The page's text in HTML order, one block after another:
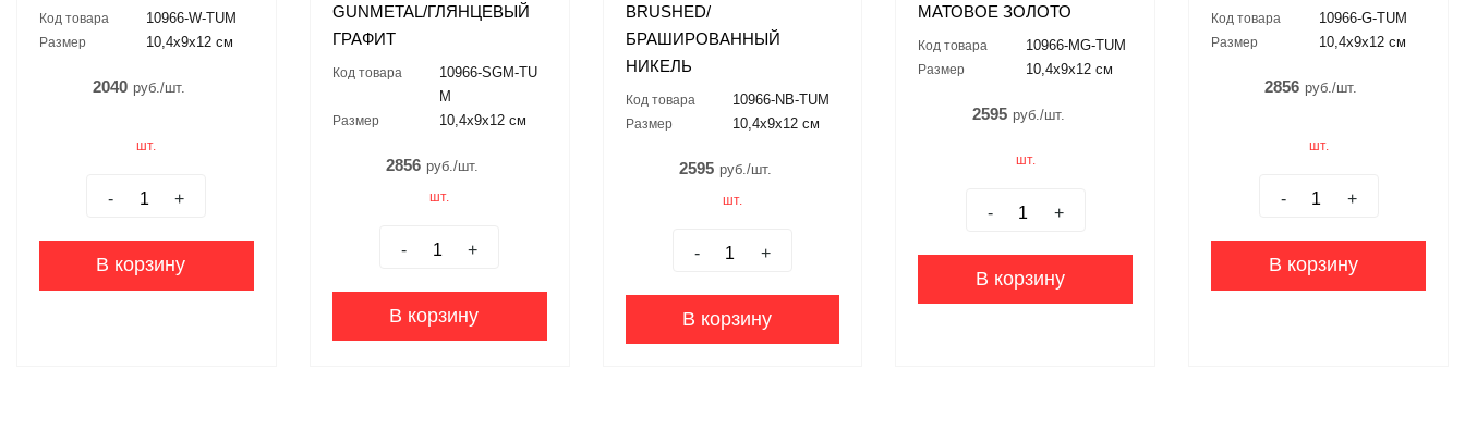
Код товара 10966-W-TUM
Размер 10,4x9x12 см
2040 руб./шт.
шт.
- +
В корзину
GUNMETAL/ГЛЯНЦЕВЫЙ
ГРАФИТ
Код товара
10966-SGM-TU
M
Размер 10,4x9x12 см
2856 руб./шт.
шт.
- +
В корзину
BRUSHED/
БРАШИРОВАННЫЙ
НИКЕЛЬ
Код товара 10966-NB-TUM
Размер 10,4x9x12 см
2595 руб./шт.
шт.
- +
В корзину
МАТОВОЕ ЗОЛОТО
Код товара 10966-MG-TUM
Размер 10,4x9x12 см
2595 руб./шт.
шт.
- +
В корзину
Код товара 10966-G-TUM
Размер 10,4x9x12 см
2856 руб./шт.
шт.
- +
В корзину